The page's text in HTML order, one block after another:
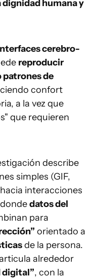
humana y
cerebro-
reproducir
patrones de
confort
a la vez que
que requieren
describe
simples (GIF,
interacciones
datos del
para
orientado a
de la persona.
alrededor
digital”, con la